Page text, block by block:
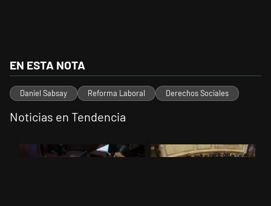
EN ESTA NOTA
Daniel Sabsay Reforma Laboral Derechos Sociales
Noticias en Tendencia
Un artículo de tendencia con el título "Encuesta, mientras el
Un artículo de tendencia con el